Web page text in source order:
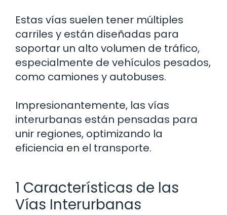
Estas vías suelen tener múltiples
carriles y están diseñadas para
soportar un alto volumen de tráfico,
especialmente de vehículos pesados,
como camiones y autobuses.
Impresionantemente, las vías
interurbanas están pensadas para
unir regiones, optimizando la
eficiencia en el transporte.
1 Características de las
Vías Interurbanas